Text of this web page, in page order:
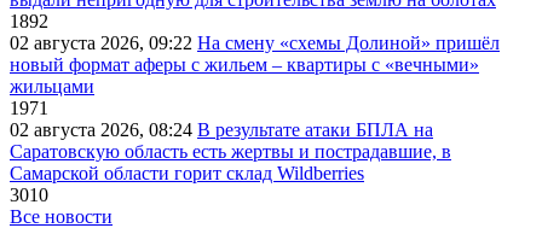
1892
02 августа 2026, 09:22 На смену «схемы Долиной» пришёл
новый формат аферы с жильем – квартиры с «вечными»
жильцами
1971
02 августа 2026, 08:24 В результате атаки БПЛА на
Саратовскую область есть жертвы и пострадавшие, в
Самарской области горит склад Wildberries
3010
Все новости